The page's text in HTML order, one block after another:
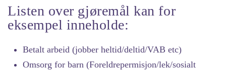
Listen over gjøremål kan for
eksempel inneholde:
Betalt arbeid (jobber heltid/deltid/VAB etc)
Omsorg for barn (Foreldrepermisjon/lek/sosialt